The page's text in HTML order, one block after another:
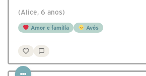
(Alice, 6 anos)
Amor e família Avós